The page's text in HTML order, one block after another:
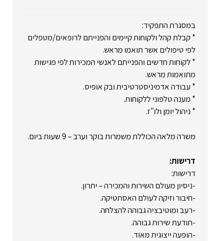
במסגרת התפקיד:
* קבלת קהל ולקוחות קיימים והפנייתם לרופאים/מטפלים
לפי טיפולים אשר תואמו מראש.
* לקוחות חדשים והפנייתם לאנשי המכירות לפי פגישות
מתואמות מראש.
* עבודה אדמיניסטרטיבית ובק אופיס.
* מענה טלפוני ללקוחות.
* ניהול יומן ולו"ז.
משרה מלאה הכוללת משמרות בוקר וערב – 9 שעות ביום.
דרישות:
דרישות:
-ניסיון מעולם השירות והמכירה – יתרון.
-חיבור וזיקה לעולם האסתטיקה.
-רעב ומוטיבציה גבוהה להצלחה.
-תודעת שירות גבוהה.
-הופעה ייצוגית מאוד.